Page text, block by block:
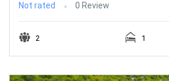
Not rated 0 Review
2 1